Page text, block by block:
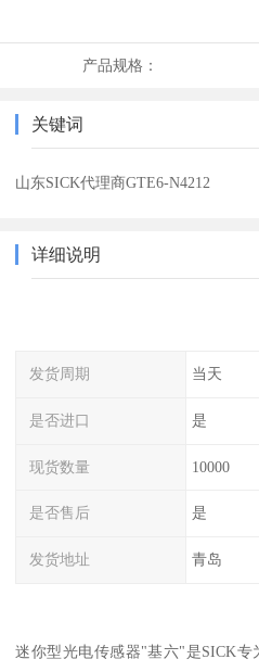
产品规格：
关键词
山东SICK代理商GTE6-N4212
详细说明
发货周期 当天
是否进口 是
现货数量 10000
是否售后 是
发货地址 青岛
迷你型光电传感器"基六"是SICK